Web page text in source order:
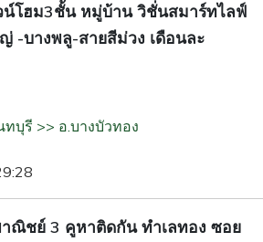
น์โฮม3ชั้น หมู่บ้าน วิชั่นสมาร์ทไลฟ์
-บางพลู-สายสีม่วง เดือนละ
บุรี >> อ.บางบัวทอง
ณิชย์ 3 คูหาติดกัน ทำเลทอง ซอย